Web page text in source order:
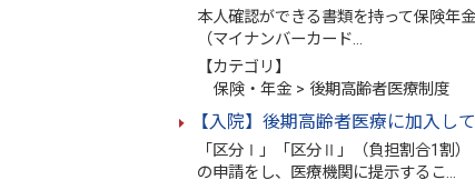
本人確認ができる書類を持って保険年
（マイナンバーカード…
【カテゴリ】
保険・年金 > 後期高齢者医療制度
【入院】後期高齢者医療に加入し
「区分Ⅰ」「区分Ⅱ」（負担割合1割
の申請をし、医療機関に提示するこ…